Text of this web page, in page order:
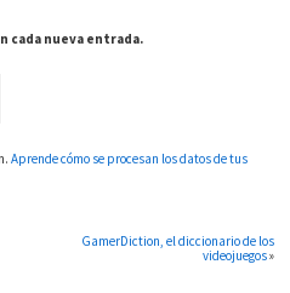
cada nueva entrada.
Aprende cómo se procesan los datos de tus
GamerDiction, el diccionario de los
videojuegos»